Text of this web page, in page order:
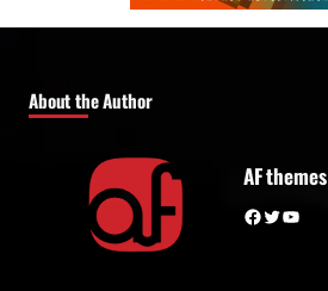
About the Author
AF themes
Facebook Twitter YouTube